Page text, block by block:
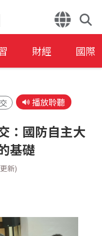
財經 國際
播放聆聽
：國防自主大
基礎
新)